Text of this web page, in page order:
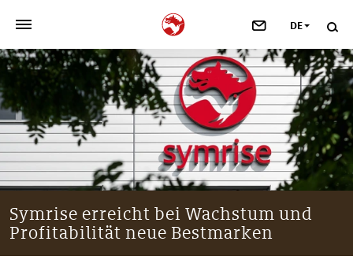
UNSER UNTERNEHMEN >
NEWSROOM >
INVESTOREN >
>
IHRE KARRIERE
DE
Symrise erreicht bei Wachstum und
Profitabilität neue Bestmarken